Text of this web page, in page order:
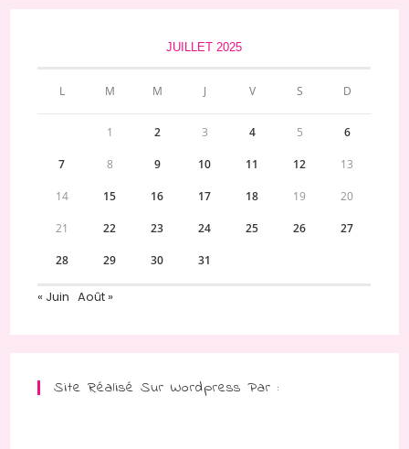
JUILLET 2025
L M M J V S D
1 2 3 4 5 6
7 8 9 10 11 12 13
14 15 16 17 18 19 20
21 22 23 24 25 26 27
28 29 30 31
« Juin Août »
Site Réalisé Sur Wordpress Par :